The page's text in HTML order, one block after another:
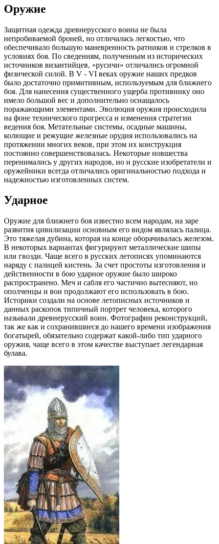
Оружие
Защитная одежда древнерусского воина не была
непробиваемой броней, но отличалась легкостью, что
обеспечивало большую маневренность ратников и стрелков в
условиях боя. По сведениям, полученным из исторических
источников византийцев, «русичи» отличались огромной
физической силой. В V - VI веках оружие наших предков
было достаточно примитивным, используемым для ближнего
боя. Для нанесения существенного ущерба противнику оно
имело большой вес и дополнительно оснащалось
поражающими элементами. Эволюция оружия происходила
на фоне технического прогресса и изменения стратегии
ведения боя. Метательные системы, осадные машины,
колющие и режущие железные орудия использовались на
протяжении многих веков, при этом их конструкция
постоянно совершенствовалась. Некоторые новшества
перенимались у других народов, но и русские изобретатели и
оружейники всегда отличались оригинальностью подхода и
надежностью изготовленных систем.
Ударное
Оружие для ближнего боя известно всем народам, на заре
развития цивилизации основным его видом являлась палица.
Это тяжелая дубина, которая на конце оборачивалась железом.
В некоторых вариантах фигурируют металлические шипы
или гвозди. Чаще всего в русских летописях упоминаются
наряду с палицей кистень. За счет простоты изготовления и
действенности в бою ударное оружие было широко
распространено. Меч и сабля его частично вытесняют, но
ополченцы и вои продолжают его использовать в бою.
Историки создали на основе летописных источников и
данных раскопок типичный портрет человека, которого
называли древнерусский воин. Фотографии реконструкций,
так же как и сохранившиеся до нашего времени изображения
богатырей, обязательно содержат какой-либо тип ударного
оружия, чаще всего в этом качестве выступает легендарная
булава.